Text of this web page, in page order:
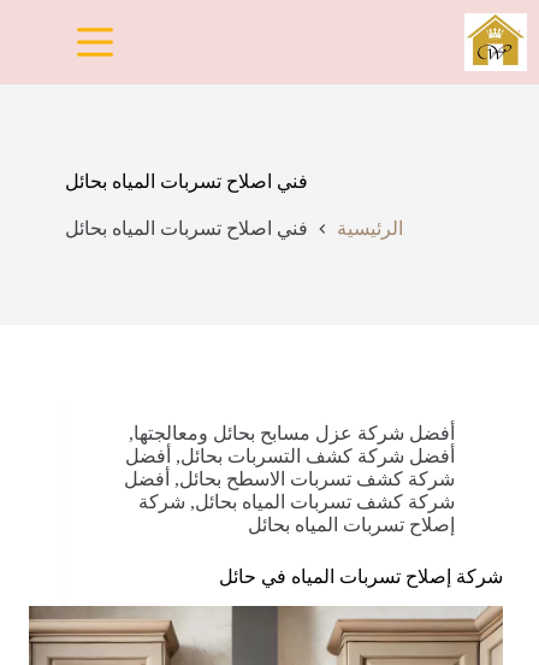
التجاوز
إلى
المحتوى
فني اصلاح تسربات المياه بحائل
الرئيسية فني اصلاح تسربات المياه بحائل
أفضل شركة عزل مسابح بحائل ومعالجتها,
أفضل شركة كشف التسربات بحائل, أفضل
شركة كشف تسربات الاسطح بحائل, أفضل
شركة كشف تسربات المياه بحائل, شركة
إصلاح تسربات المياه بحائل
شركة إصلاح تسربات المياه في حائل